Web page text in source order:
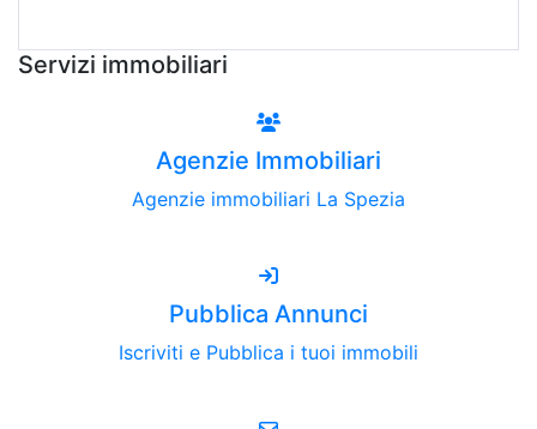
Servizi immobiliari
Agenzie Immobiliari
Agenzie immobiliari La Spezia
Pubblica Annunci
Iscriviti e Pubblica i tuoi immobili